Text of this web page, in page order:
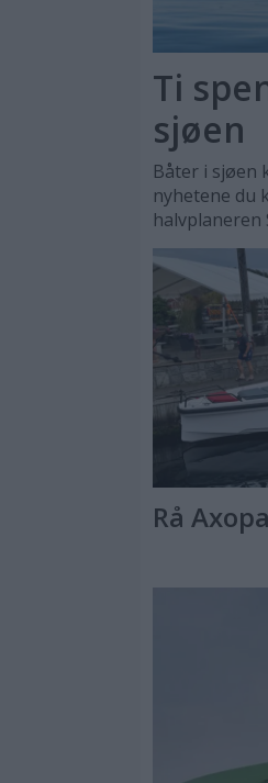
Ti
sjøen
Båter i sjøen
nyhetene du
halvplaneren
Rå